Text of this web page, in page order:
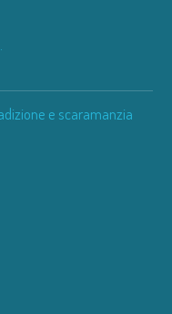
e scaramanzia